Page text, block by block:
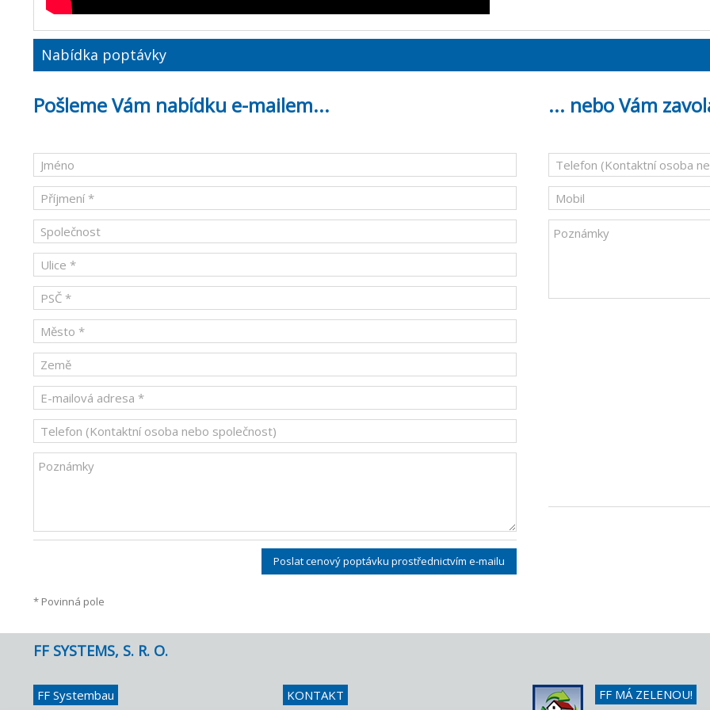
Nabídka poptávky
Pošleme Vám nabídku e-mailem...
Poslat cenový poptávku prostřednictvím e-mailu
... nebo Vám
* Povinná pole
FF SYSTEMS, S. R. O.
FF Systembau KONTAKT FF MÁ ZELENOU!